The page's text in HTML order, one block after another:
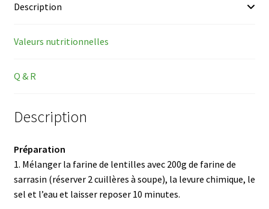
Description
Valeurs nutritionnelles
Q & R
Description
Préparation
1. Mélanger la farine de lentilles avec 200g de farine de
sarrasin (réserver 2 cuillères à soupe), la levure chimique, le
sel et l’eau et laisser reposer 10 minutes.